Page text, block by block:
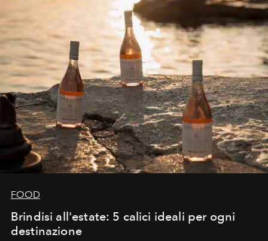
FOOD
Brindisi all'estate: 5 calici ideali per ogni
destinazione